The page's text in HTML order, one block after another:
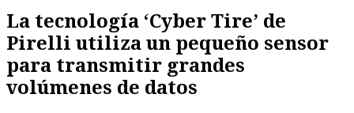
La tecnología ‘Cyber Tire’ de
Pirelli utiliza un pequeño sensor
para transmitir grandes
volúmenes de datos